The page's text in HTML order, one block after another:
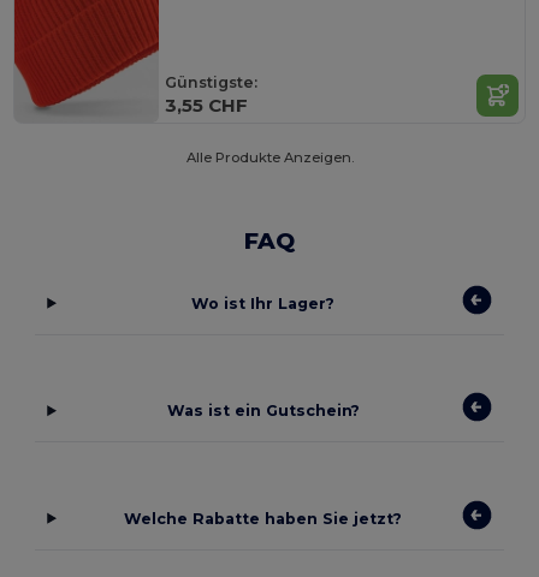
Günstigste:
3,55 CHF
Alle Produkte Anzeigen.
FAQ
Wo ist Ihr Lager?
Was ist ein Gutschein?
Welche Rabatte haben Sie jetzt?